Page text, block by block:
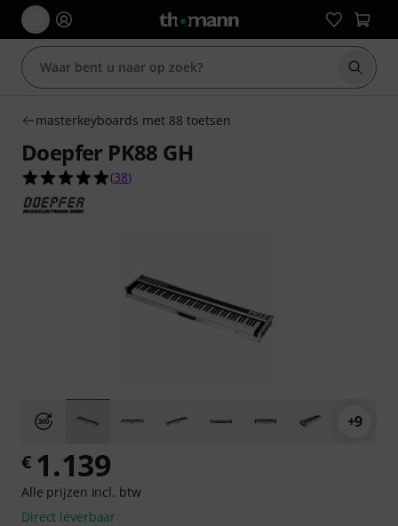
Zoek
masterkeyboards met 88 toetsen
Doepfer PK88 GH
5.0 van de 5 sterren van 38 klantbeoordelingen
(38)
+9
€ 1.139
Alle prijzen incl. btw
Direct leverbaar